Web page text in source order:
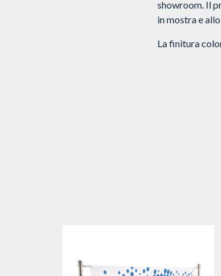
showroom. Il
in mostra e
La finitura